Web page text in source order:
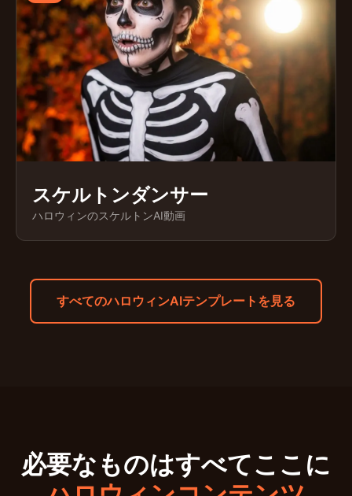
スケルトンダンサー
ハロウィンのスケルトンAI動画
すべてのハロウィンAIテンプレートを見る
必要なものはすべてここに